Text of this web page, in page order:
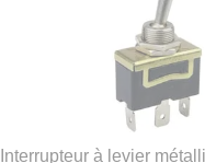
Interrupteur à levier